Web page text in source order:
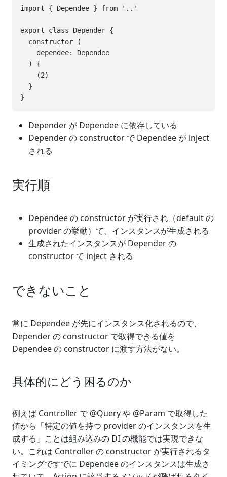
import { Dependee } from '..'
export class Depender {
  constructor (
    dependee: Dependee
  ) {
    (2)
  }
Depender が Dependee に依存している
Depender の constructor で Dependee が inject
される
実行順
Dependee の constructor が実行され（default の
provider の挙動）て、インスタンスが生成される
生成されたインスタンスが Depender の
constructor で inject される
できないこと
常に Dependee が先にインスタンス化されるので、
Depender の constructor で取得できる値を
Dependee の constructor に渡す方法がない。
具体的にどう困るのか
例えば Controller で @Query や @Param で取得した
値から「特定の値を持つ provider のインスタンスを生
成する」ことは組み込みの DI の機能では実現できな
い。これは Controller の constructor が実行されるタ
イミングですでに Dependee のインスタンスは生成さ